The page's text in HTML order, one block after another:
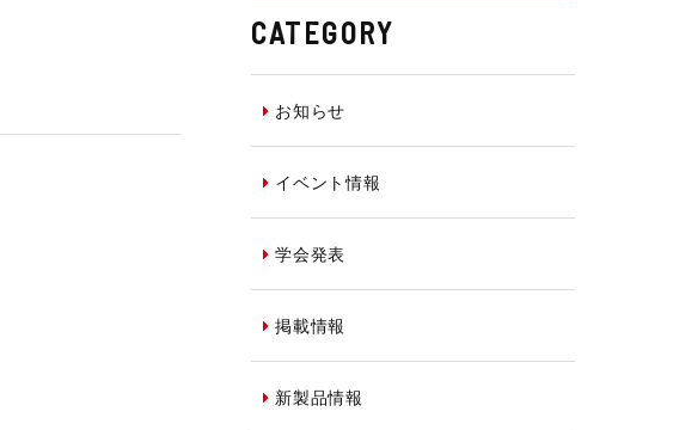
CATEGORY
お知らせ
イベント情報
学会発表
掲載情報
新製品情報